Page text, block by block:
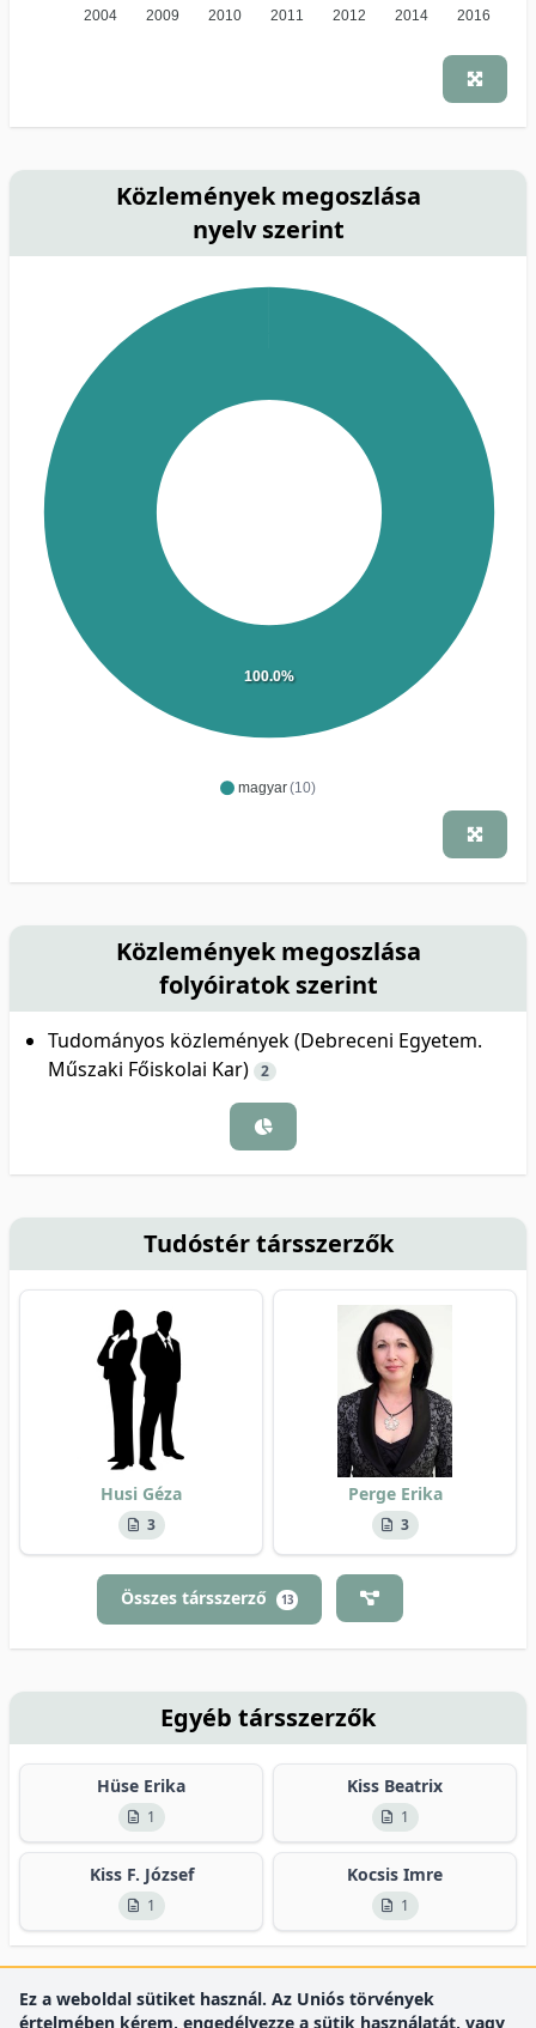
2004 2009 2010 2011 2012 2014 2016
Közlemények megoszlása
nyelv szerint
magyar(10)
100.0%
Közlemények megoszlása
folyóiratok szerint
Tudományos közlemények (Debreceni Egyetem.
Műszaki Főiskolai Kar) 2
Tudóstér társszerzők
Husi Géza
3
Perge Erika
3
Összes társszerző 13
Egyéb társszerzők
Hüse Erika
1
Kiss Beatrix
1
Kiss F. József
1
Kocsis Imre
1
Ez a weboldal sütiket használ. Az Uniós törvények
értelmében kérem, engedélyezze a sütik használatát, vagy